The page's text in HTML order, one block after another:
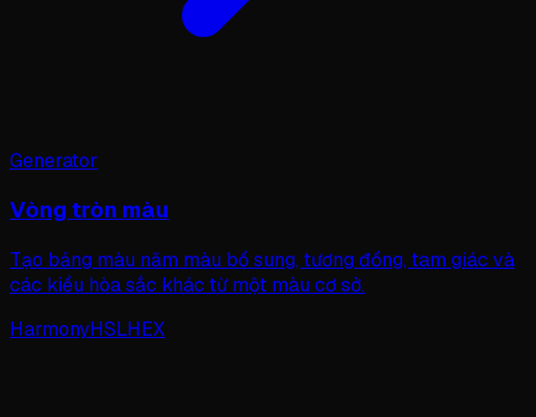
Generator
Vòng tròn màu
Tạo bảng màu năm màu bổ sung, tương đồng, tam giác và
các kiểu hòa sắc khác từ một màu cơ sở.
HarmonyHSLHEX